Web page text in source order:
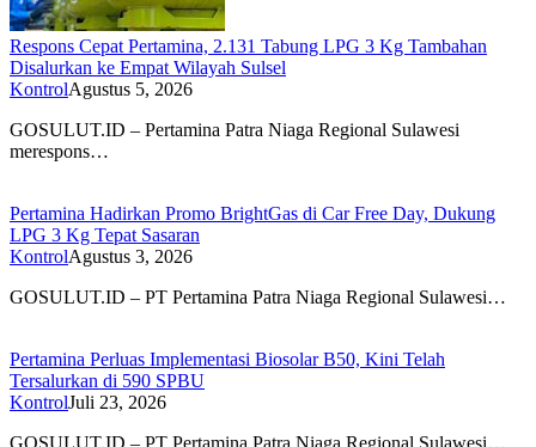
Respons Cepat Pertamina, 2.131 Tabung LPG 3 Kg Tambahan
Disalurkan ke Empat Wilayah Sulsel
KontrolAgustus 5, 2026
GOSULUT.ID – Pertamina Patra Niaga Regional Sulawesi
merespons…
Pertamina Hadirkan Promo BrightGas di Car Free Day, Dukung
LPG 3 Kg Tepat Sasaran
KontrolAgustus 3, 2026
GOSULUT.ID – PT Pertamina Patra Niaga Regional Sulawesi…
Pertamina Perluas Implementasi Biosolar B50, Kini Telah
Tersalurkan di 590 SPBU
KontrolJuli 23, 2026
GOSULUT.ID – PT Pertamina Patra Niaga Regional Sulawesi…